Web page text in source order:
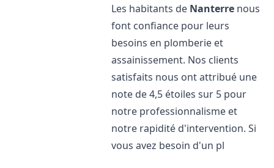
Les habitants de Nanterre nous
font confiance pour leurs
besoins en plomberie et
assainissement. Nos clients
satisfaits nous ont attribué une
note de 4,5 étoiles sur 5 pour
notre professionnalisme et
notre rapidité d'intervention. Si
vous avez besoin d'un pl